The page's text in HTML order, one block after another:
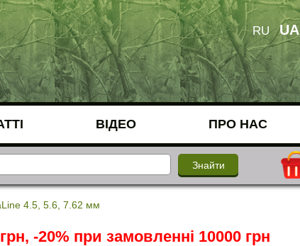
RU UA
ВІДЕО ПРО НАС
4.5, 5.6, 7.62 мм
-20% при замовленні 10000 грн